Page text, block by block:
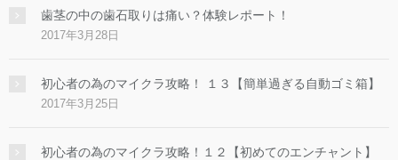
歯茎の中の歯石取りは痛い？体験レポート！
2017年3月28日
初心者の為のマイクラ攻略！ １３【簡単過ぎる自動ゴミ箱】
2017年3月25日
初心者の為のマイクラ攻略！１２【初めてのエンチャント】